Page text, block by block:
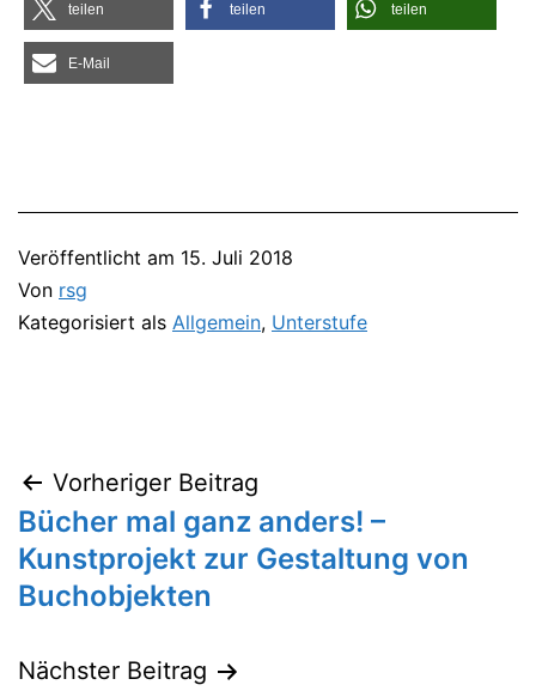
tei­len tei­len tei­len
E‑Mail
Veröffentlicht am 15. Juli 2018
Von rsg
Kategorisiert als Allgemein, Unterstufe
Beitragsnavigation
Vorheriger Beitrag
Bücher mal ganz anders! –
Kunstprojekt zur Gestaltung von
Buchobjekten
Nächster Beitrag